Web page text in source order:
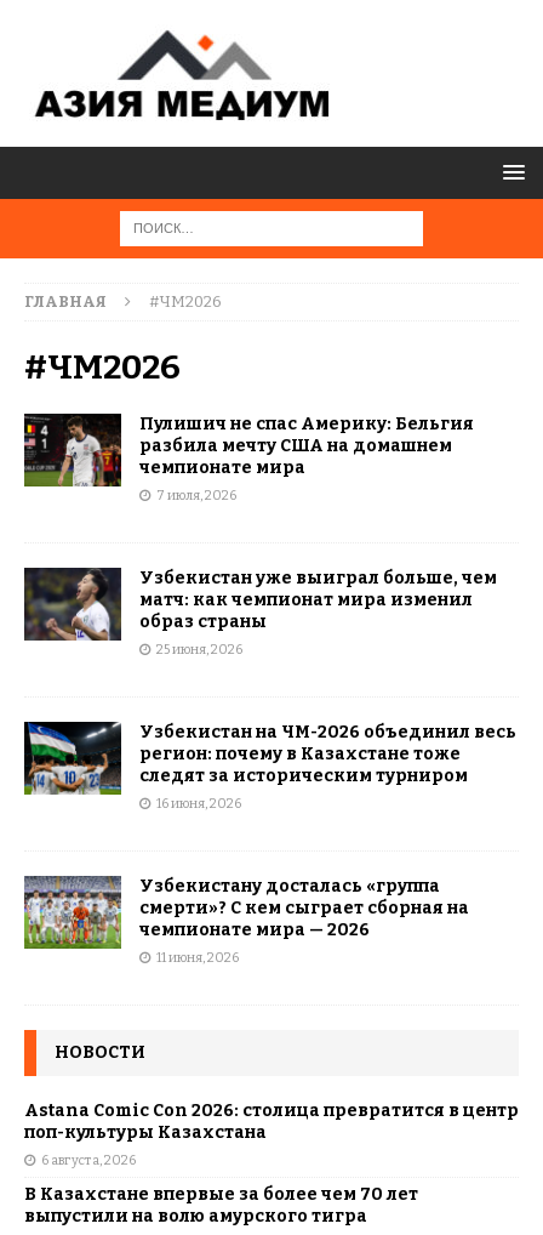
ГЛАВНАЯ #ЧМ2026
#ЧМ2026
Пулишич не спас Америку: Бельгия
разбила мечту США на домашнем
чемпионате мира
7 июля, 2026
Узбекистан уже выиграл больше, чем
матч: как чемпионат мира изменил
образ страны
25 июня, 2026
Узбекистан на ЧМ-2026 объединил весь
регион: почему в Казахстане тоже
следят за историческим турниром
16 июня, 2026
Узбекистану досталась «группа
смерти»? С кем сыграет сборная на
чемпионате мира — 2026
11 июня, 2026
НОВОСТИ
Astana Comic Con 2026: столица превратится в центр
поп-культуры Казахстана
6 августа, 2026
В Казахстане впервые за более чем 70 лет
выпустили на волю амурского тигра